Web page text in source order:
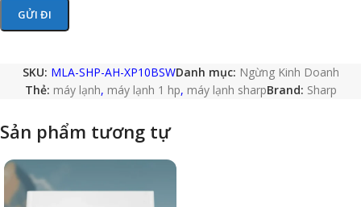
SKU: MLA-SHP-AH-XP10BSWDanh mục: Ngừng Kinh Doanh
Thẻ: máy lạnh, máy lạnh 1 hp, máy lạnh sharpBrand: Sharp
Sản phẩm tương tự